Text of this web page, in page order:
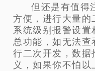
但还是有值得
方便，进行大量的
系统级别报警设
总功能，如无法查
行二次开发，数据
义，如果你不怕